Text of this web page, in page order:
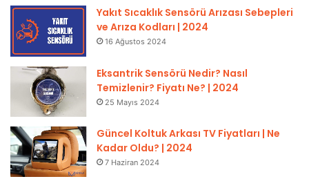
Yakıt Sıcaklık Sensörü Arızası Sebepleri
ve Arıza Kodları | 2024
16 Ağustos 2024
Eksantrik Sensörü Nedir? Nasıl
Temizlenir? Fiyatı Ne? | 2024
25 Mayıs 2024
Güncel Koltuk Arkası TV Fiyatları | Ne
Kadar Oldu? | 2024
7 Haziran 2024